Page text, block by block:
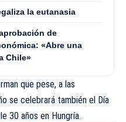
la eutanasia
de
«Abre una
Chile»
que pese, a las
se celebrará también el Día
30 años en Hungría.